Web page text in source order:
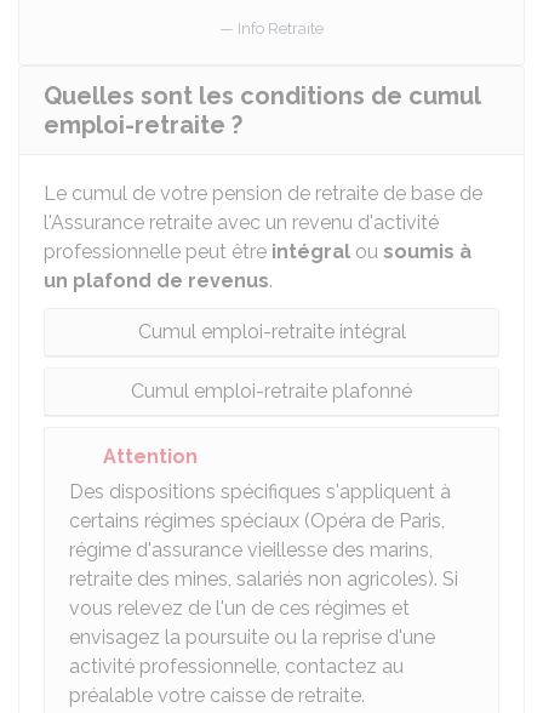
Info Retraite
Quelles sont les conditions de cumul
emploi-retraite ?
Le cumul de votre pension de retraite de base de
l'Assurance retraite avec un revenu d'activité
professionnelle peut être intégral ou soumis à
un plafond de revenus.
Cumul emploi-retraite intégral
Cumul emploi-retraite plafonné
Attention
Des dispositions spécifiques s'appliquent à
certains régimes spéciaux (Opéra de Paris,
régime d'assurance vieillesse des marins,
retraite des mines, salariés non agricoles). Si
vous relevez de l'un de ces régimes et
envisagez la poursuite ou la reprise d'une
activité professionnelle, contactez au
préalable votre caisse de retraite.